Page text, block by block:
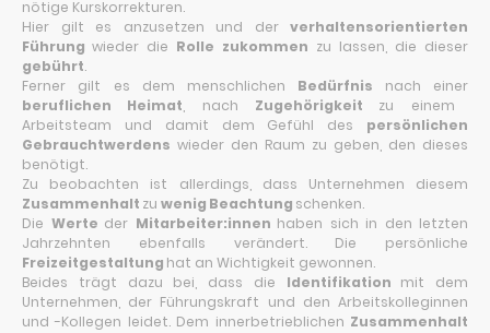
nötige Kurskorrekturen.
Hier gilt es anzusetzen und der verhaltensorientierten
Führungwieder die Rolle zukommen zu lassen, die dieser
gebührt.
Ferner gilt es dem menschlichen Bedürfnis nach einer
beruflichen Heimat , nach Zugehörigkeit zu einem
Arbeitsteam und damit dem Gefühl des persönlichen
Gebrauchtwerdens wieder den Raum zu geben, den dieses
benötigt.
Zu beobachten ist allerdings, dass Unternehmen diesem
Zusammenhalt zu wenig Beachtung schenken.
Die Werte der Mitarbeiter:innen haben sich in den letzten
Jahrzehnten ebenfalls verändert. Die persönliche
Freizeitgestaltung hat an Wichtigkeit gewonnen.
Beides trägt dazu bei, dass die Identifikation mit dem
Unternehmen, der Führungskraft und den Arbeitskolleginnen
und -Kollegen leidet. Dem innerbetrieblichen Zusammenhalt